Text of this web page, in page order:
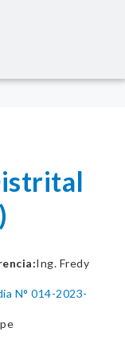
Ing. Fredy
N° 014-2023-